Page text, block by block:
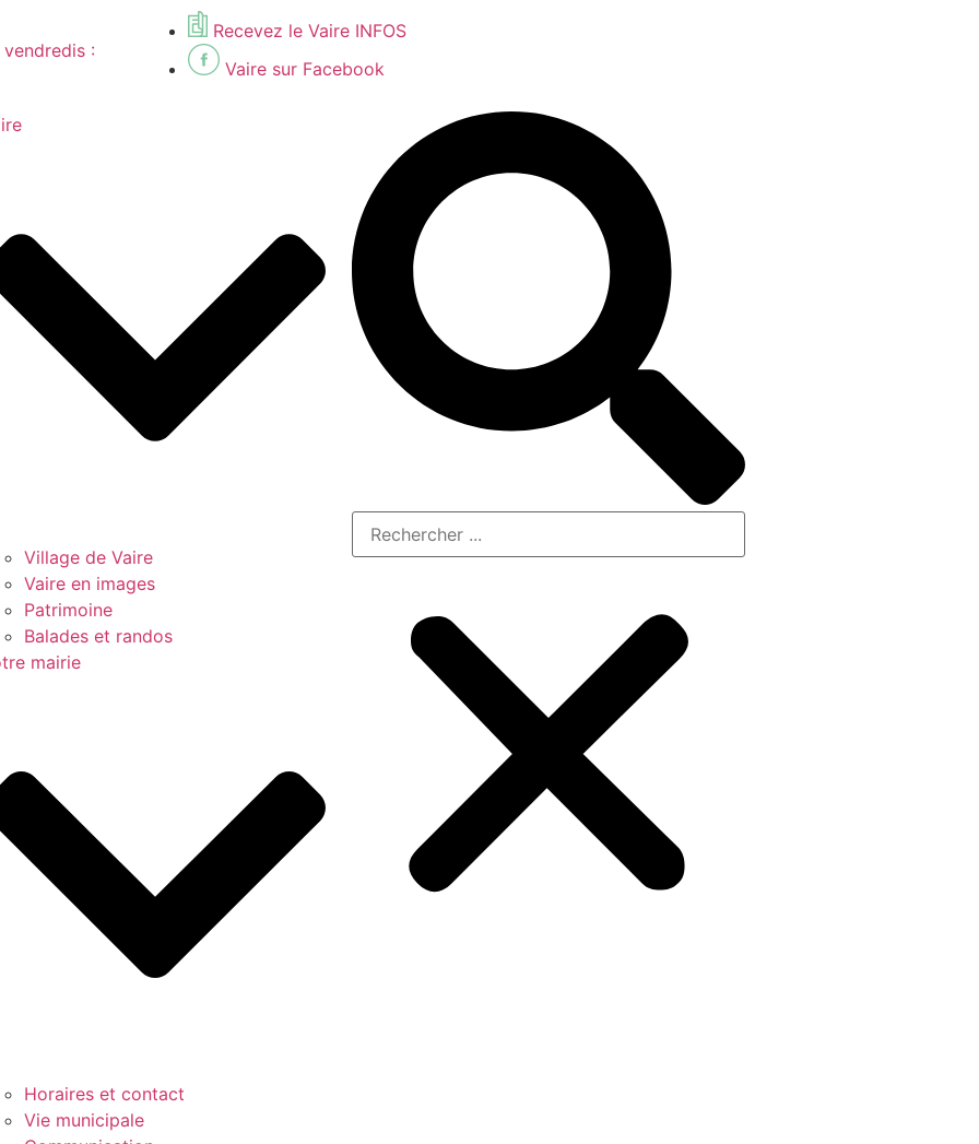
:
Recevez le Vaire INFOS
Vaire sur Facebook
Village de Vaire
Vaire en images
Patrimoine
Balades et randos
mairie
Horaires et contact
Vie municipale